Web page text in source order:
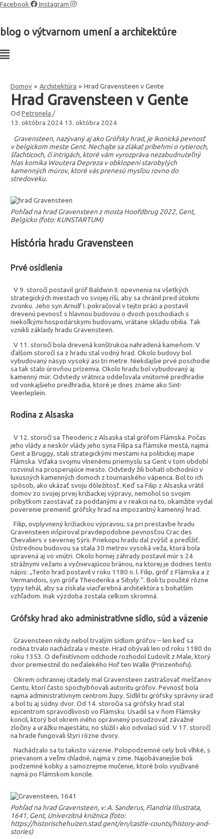
Preskočiť
Facebook Instagram
blog o výtvarnom umení a architektúre
Domov Architektúra Hrad Gravensteen v Gente
Hrad Gravensteen v Gente
Od Petronela /
13. októbra 2024 13. októbra 2024
Gravensteen, nazývaný aj ako Grófsky hrad, je ikonická pevnosť
v belgickom meste Gent. Nechajte sa zlákať príbehmi o rytieroch,
šľachticoch, či intrigách, ktoré vám vyrozpráva nezabudnuteľný
hlas komika Woutera Depreza v obklopení starobylých
kamenných múrov, ktoré vás prenesú mysľou rovno do
stredoveku.
Pohľad na hrad Gravensteen z mosta Hoofdbrug 2022, Gent,
Belgicko (foto: KUNSTARTUM)
História hradu Gravensteen
Prvé osídlenia
V 9. storočí postavil gróf Baldwin II. opevnenia na všetkých
strategických miestach vo svojej ríši, aby sa chránil pred útokmi
zvonku. Jeho syn Arnulf I. pokračoval v tejto práci a postavil
drevenú pevnosť s hlavnou budovou o dvoch poschodiach s
niekoľkými hospodárskymi budovami, vrátane skladu obilia. Tak
vznikli základy hradu Gravensteen.
V 11. storočí bola drevená konštrukcia nahradená kameňom. V
ďalšom storočí sa z hradu stal vodný hrad. Okolo budovy bol
vybudovaný násyp vysoký asi tri metre. Niekdajšie prvé poschodie
sa tak stalo úrovňou prízemia. Okolo hradu bol vybudovaný aj
kamenný múr. Odvtedy vrátnica oddeľovala vnútorné predhradie
od vonkajšieho predhradia, ktoré je dnes známe ako Sint-
Veerleplein.
Rodina z Alsaska
V 12. storočí sa Theoderic z Alsaska stal grófom Flámska. Počas
jeho vlády a neskôr vlády jeho syna Filipa sa flámske mestá, najmä
Gent a Bruggy, stali strategickými mestami na politickej mape
Flámska. Vďaka svojmu vlnenému priemyslu sa Gent v tom období
rozvinul na prosperujúce mesto. Odvtedy žili bohatí obchodníci v
luxusných kamenných domoch z tournaiského vápenca. Bol to ich
spôsob, ako ukázať svoju dôležitosť. Keď sa Filip z Alsaska vrátil
domov zo svojej prvej križiackej výpravy, nemohol so svojim
príbytkom zaostávať za poddanými a v reakcii na to, okamžite vydal
poverenie premeniť grófsky hrad na impozantný kamenný hrad.
Filip, ovplyvnený križiackou výpravou, sa pri prestavbe hradu
Gravensteen inšpiroval pravdepodobne pevnosťou Crac des
Chevaliers v severnej Sýrii. Priekopu hradu dal zvýšiť a predĺžiť.
Ústrednou budovou sa stala 30 metrov vysoká veža, ktorá bola
upravená aj vo vnútri. Okolo hornej záhrady postavil múr s 24
strážnymi vežami a vyčnievajúcou bránou, na ktorej je dodnes tento
nápis: „Tento hrad postavil v roku 1180 n. l. Filip, gróf z Flámska a z
Vermandois, syn grófa Theoderika a Sibyly.“. Boli tu použité rôzne
typy tehál, aby sa získala viacfarebná architektúra s bohatším
vzhľadom. Inak výzdoba zostala celkom skromná.
Grófsky hrad ako administratívne sídlo, súd a väzenie
Gravensteen nikdy nebol trvalým sídlom grófov – len keď sa
rodina trvalo nachádzala v meste. Hrad obývali len od roku 1180 do
roku 1353. O definitívnom odchode rozhodol Ľudovít z Male, ktorý
dvor premiestnil do neďalekého Hof ten Walle (Prinzenhofu).
Okrem ochrannej citadely mal Gravensteen zastrašovať mešťanov
Gentu, ktorí často spochybňovali autoritu grófov. Pevnosť bola
najmä administratívnym centrom župy. Sídlil tu grófsky správny úrad
a bol tu aj súdny dvor. Od 14. storočia sa grófsky hrad stal
epicentrom spravodlivosti vo Flámsku. Usadil sa v ňom Flámsky
koncil, ktorý bol okrem iného oprávnený posudzovať závažné
zločiny a urážku majestátu, no slúžil i ako odvolací súd. V 17. storočí
na hrade fungovali štyri rôzne dvory.
Nachádzalo sa tu takisto väzenie. Polopodzemné cely boli vlhké, s
prievanom a veľmi chladné, najmä v zime. Najobávanejšie boli
podzemné kobky a samozrejme mučenie, ktoré bolo využívané
najmä po Flámskom koncile.
Pohľad na hrad Gravensteen, v: A. Sanderus, Flandria Illustrata,
1641, Gent, Univerzitná knižnica (foto:
https://historischehuizen.stad.gent/en/castle-counts/history-and-
stories)